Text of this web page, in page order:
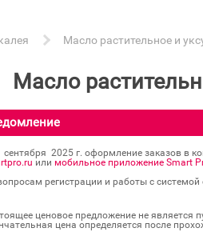
Масло растительное и
Масло
сентября 2025 г. оформление заказов в
или мобильное приложение Smart
регистрации и работы с
ценовое предложение не является
цена определяется после